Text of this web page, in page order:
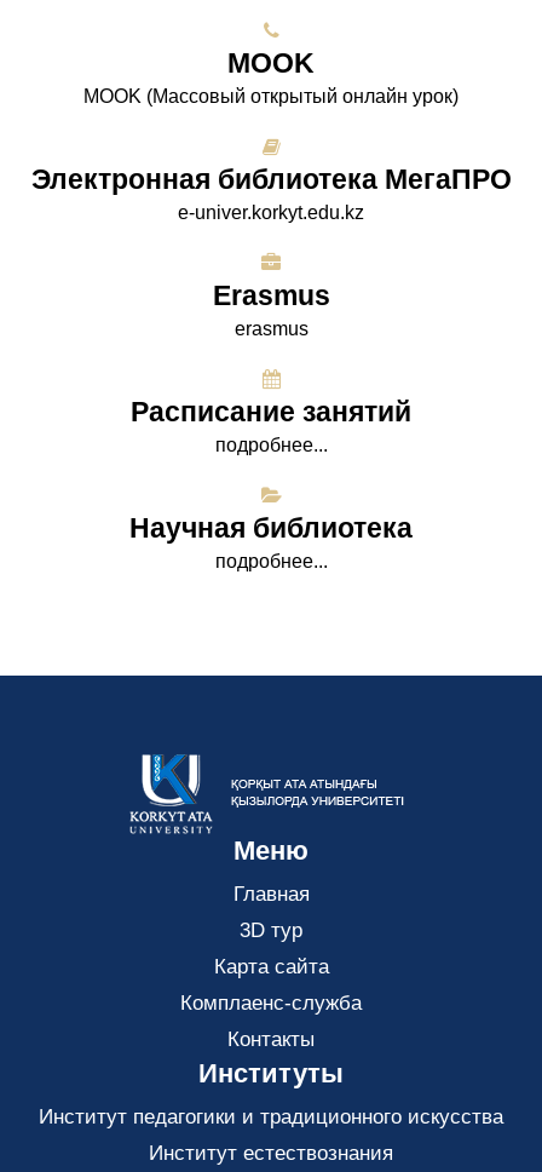
МООK
МООK (Массовый открытый онлайн урок)
Электронная библиотека МегаПРО
e-univer.korkyt.edu.kz
Erasmus
erasmus
Расписание занятий
подробнее...
Научная библиотека
подробнее...
Меню
Главная
3D тур
Карта сайта
Комплаенс-служба
Контакты
Институты
Институт педагогики и традиционного искусства
Институт естествознания